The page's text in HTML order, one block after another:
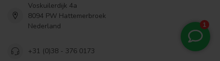
Voskuilerdijk 4a
8094 PW Hattemerbroek
Nederland
+31 (0)38 - 376 0173